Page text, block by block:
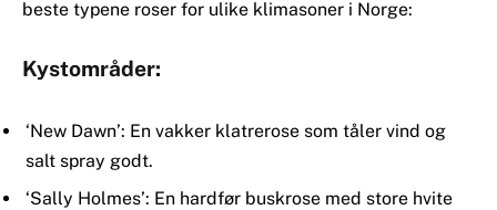
beste typene roser for ulike klimasoner i Norge:
Kystområder:
‘New Dawn’: En vakker klatrerose som tåler vind og
salt spray godt.
‘Sally Holmes’: En hardfør buskrose med store hvite